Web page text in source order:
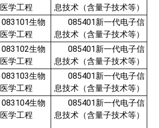
医学工程
息技术（含量子技术等）
083101生物
医学工程
085401新一代电子信
息技术（含量子技术等）
083102生物
医学工程
085401新一代电子信
息技术（含量子技术等）
083103生物
医学工程
085401新一代电子信
息技术（含量子技术等）
083104生物
医学工程
085401新一代电子信
息技术（含量子技术等）